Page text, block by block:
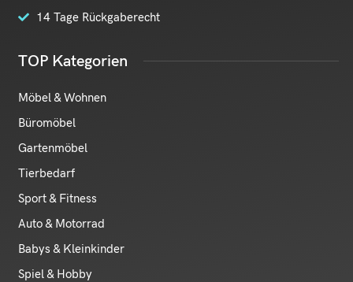
14 Tage Rückgaberecht
TOP Kategorien
Möbel & Wohnen
Büromöbel
Gartenmöbel
Tierbedarf
Sport & Fitness
Auto & Motorrad
Babys & Kleinkinder
Spiel & Hobby